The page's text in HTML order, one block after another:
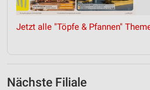
Jetzt alle "Töpfe & Pfannen"
Nächste Filiale